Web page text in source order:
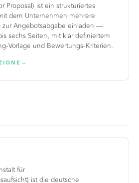
Proposal) ist ein strukturiertes
dem Unternehmen mehrere
zur Angebotsabgabe einladen —
sechs Seiten, mit klar definiertem
Vorlage und Bewertungs-Kriterien.
→
für
ist die deutsche